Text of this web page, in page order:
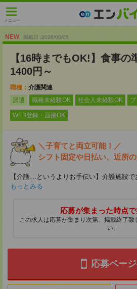
メニュー
NEW 掲載日 :2026/08/05
【16時までもOK!】食事の
1400円～
職種： 介護関連
派遣
職種未経験OK 社会人未経験OK
WEB登録・面接OK
＼子育てと両立可能！／
シフト固定や日払い、近所
【介護…というよりお手伝い】介護施設
もっとみる
応募が集まった時点
この求人は応募が集まり次第、掲載終了致
い。
応募ペー